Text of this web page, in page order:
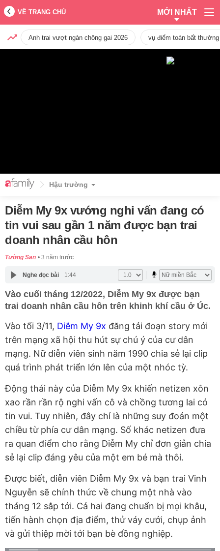
VỀ TRANG CHỦ MỚI NHẤT
Anh trai vượt ngàn chông gai 2026 vụ điểm toán bất
Hậu trường
Diễm My 9x vướng nghi vấn đang có
tin vui sau gần 1 năm được bạn trai
doanh nhân cầu hôn
Tường San 3 năm trước
Nghe đọc bài 1:44
Vào cuối tháng 12/2022, Diễm My 9x được bạn
trai doanh nhân cầu hôn trên khinh khí cầu ở Úc.
Vào tối 3/11, Diễm My 9x đăng tải đoạn story mới
trên mạng xã hội thu hút sự chú ý của cư dân
mạng. Nữ diễn viên sinh năm 1990 chia sẻ lại clip
quá trình phát triển lớn lên của một nhóc tỳ.
Động thái này của Diễm My 9x khiến netizen xôn
xao rần rần rộ nghi vấn cô và chồng tương lai có
tin vui. Tuy nhiên, đây chỉ là những suy đoán một
chiều từ phía cư dân mạng. Số khác netizen đưa
ra quan điểm cho rằng Diễm My chỉ đơn giản chia
sẻ lại clip đáng yêu của một em bé mà thôi.
Được biết, diễn viên Diễm My 9x và bạn trai Vinh
Nguyễn sẽ chính thức về chung một nhà vào
tháng 12 sắp tới. Cả hai đang chuẩn bị mọi khâu,
tiến hành chọn địa điểm, thử váy cưới, chụp ảnh
và gửi thiệp mời tới bạn bè đồng nghiệp.